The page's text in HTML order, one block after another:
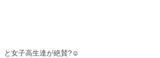
と女子高生達が絶賛?☺️